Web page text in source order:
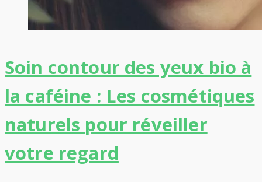
Soin contour des yeux bio à
la caféine : Les cosmétiques
naturels pour réveiller
votre regard